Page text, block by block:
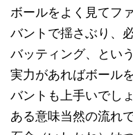
ボールをよく見てフ
バントで揺さぶり、
バッティング、とい
実力があればボール
バントも上手いでしょ
ある意味当然の流れで